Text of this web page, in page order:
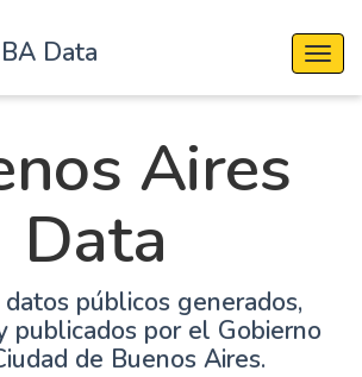
BA Data
Aires
Data
públicos generados,
publicados por el Gobierno
de Buenos Aires.